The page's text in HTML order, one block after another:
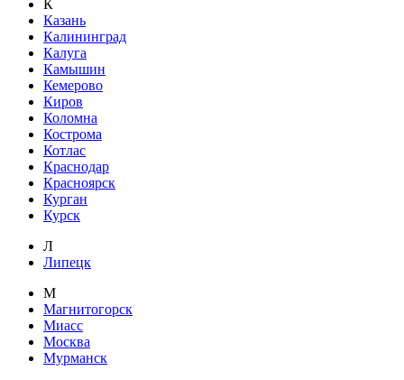
К
Казань
Калининград
Калуга
Камышин
Кемерово
Киров
Коломна
Кострома
Котлас
Краснодар
Красноярск
Курган
Курск
Л
Липецк
М
Магнитогорск
Миасс
Москва
Мурманск